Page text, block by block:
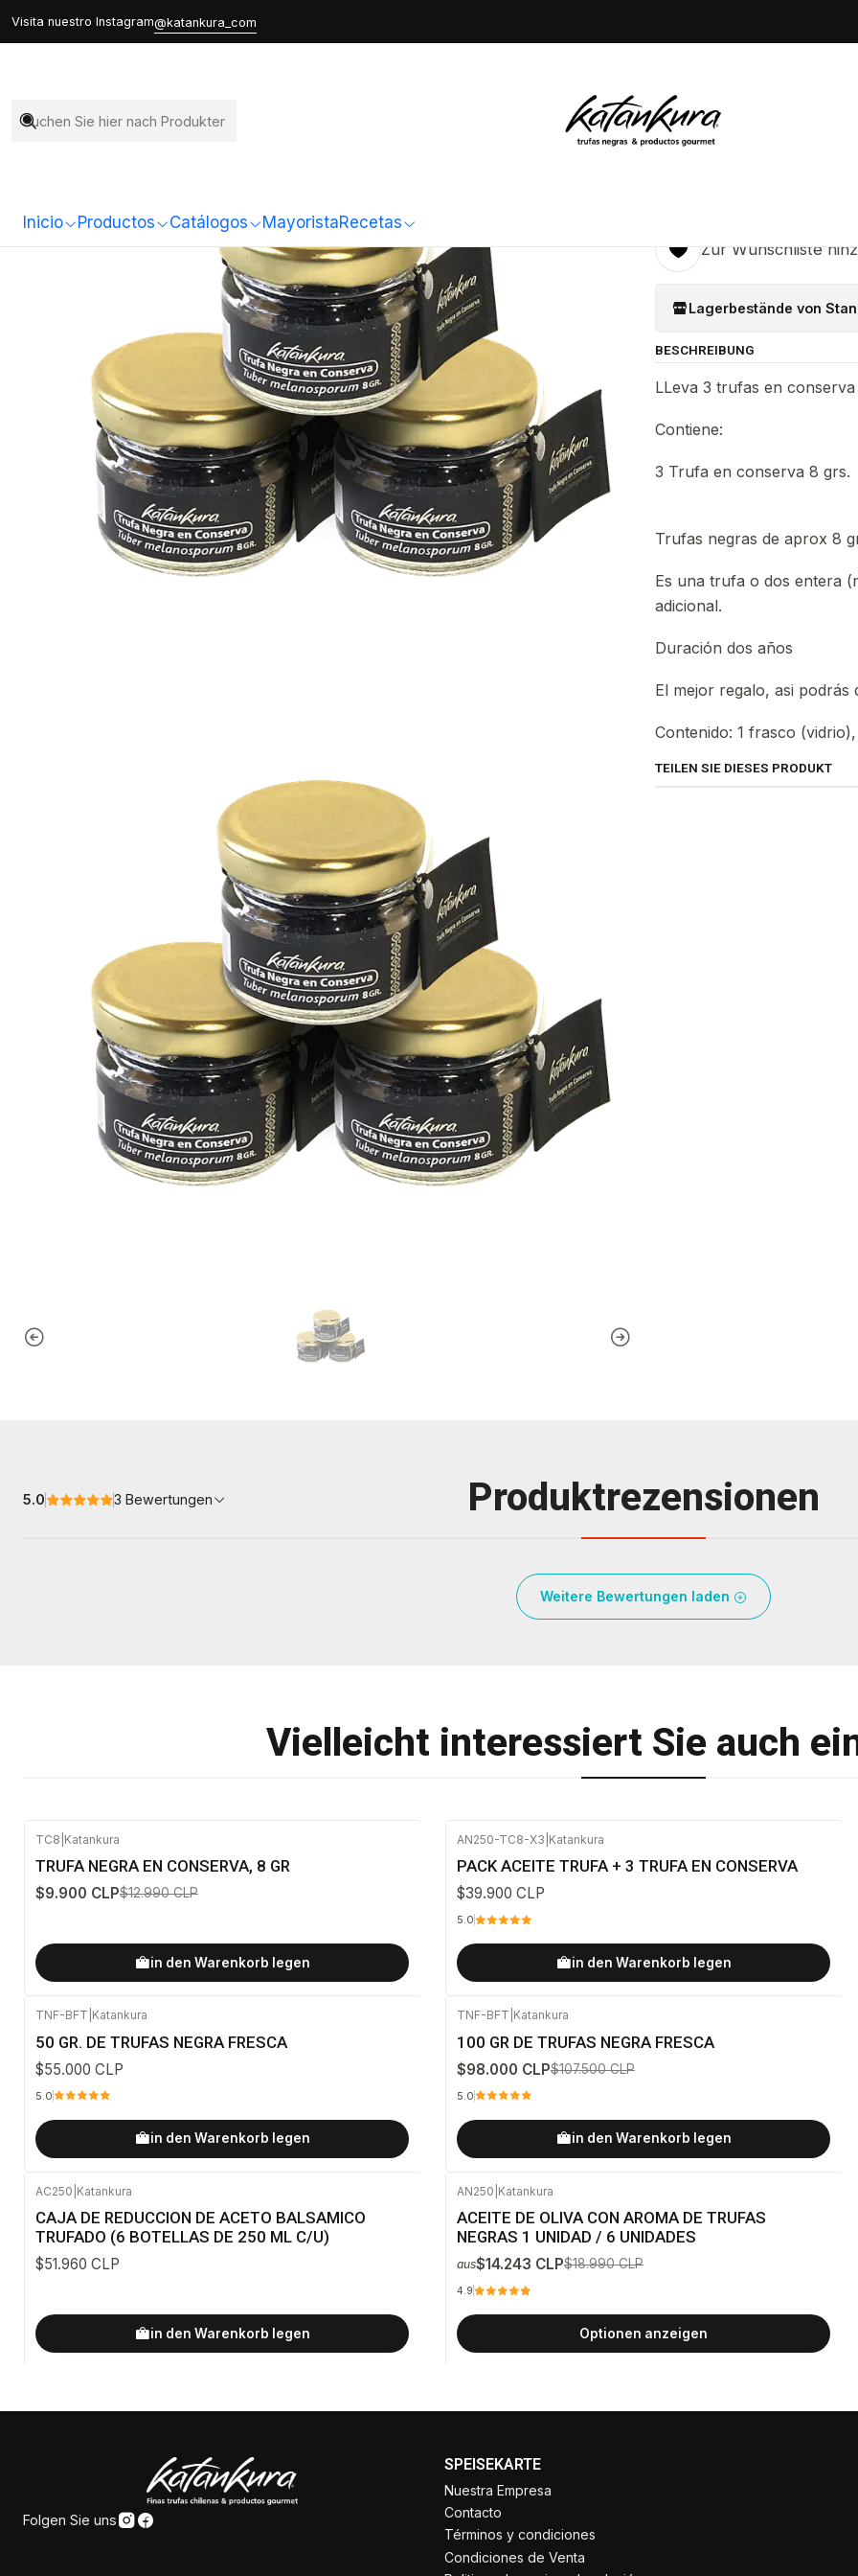
Inicio Productos Catálogos MayoristaRecetas
Visita nuestro Instagram@katankura_com
3 Trufa
Zur Wunschliste
Lagerbestände von
BESCHREIBUNG
LLeva 3 trufas en
Contiene:
3 Trufa en conserva 8 grs.
Trufas negras de aprox 8
Es una trufa o dos entera
adicional.
Duración dos años
El mejor regalo, asi
Contenido: 1 frasco
TEILEN SIE DIESES PRODUKT
Produktrezensionen
5.0 3 Bewertungen
Weitere Bewertungen laden
Vielleicht interessiert Sie auch
TC8 Katankura
TRUFA NEGRA EN CONSERVA, 8 GR
$9.900 CLP$12.990 CLP
in den Warenkorb legen
AN250-TC8-X3 Katankura
PACK ACEITE TRUFA + 3 TRUFA EN CONSERVA
$39.900 CLP
5.0
in den Warenkorb legen
TNF-BFT Katankura
50 GR. DE TRUFAS NEGRA FRESCA
$55.000 CLP
5.0
in den Warenkorb legen
TNF-BFT Katankura
100 GR DE TRUFAS NEGRA FRESCA
$98.000 CLP$107.500 CLP
5.0
in den Warenkorb legen
AC250 Katankura
CAJA DE REDUCCION DE ACETO BALSAMICO
TRUFADO (6 BOTELLAS DE 250 ML C/U)
$51.960 CLP
in den Warenkorb legen
AN250 Katankura
ACEITE DE OLIVA CON AROMA DE TRUFAS
NEGRAS 1 UNIDAD / 6 UNIDADES
aus$14.243 CLP$18.990 CLP
4.9
Optionen anzeigen
Folgen Sie uns
SPEISEKARTE
Nuestra Empresa
Contacto
Términos y condiciones
Condiciones de Venta